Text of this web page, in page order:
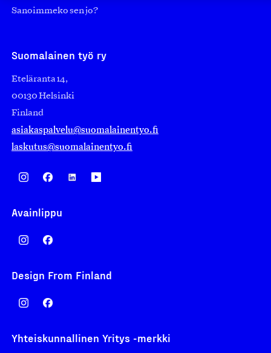
Sanoimmeko sen jo?
Suomalainen työ ry
Eteläranta 14,
00130 Helsinki
Finland
asiakaspalvelu@suomalainentyo.fi
laskutus@suomalainentyo.fi
Avainlippu
Design From Finland
Yhteiskunnallinen Yritys -merkki